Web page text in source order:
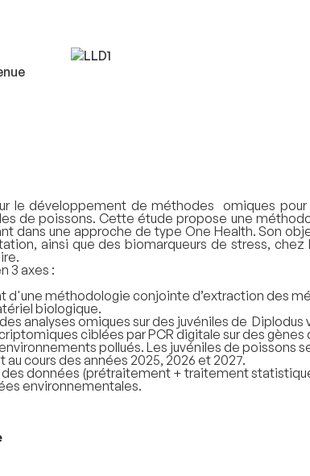
le développement de méthodes omiques pour
de poissons. Cette étude propose une
dans une approche de type One Health. Son
ainsi que des biomarqueurs de stress,
3 axes :
d'une méthodologie conjointe d’extraction des
biologique.
analyses omiques sur des juvéniles de
ciblées par PCR digitale sur des
pollués. Les juvéniles de poissons
cours des années 2025, 2026 et 2027.
des données (prétraitement + traitement
environnementales.